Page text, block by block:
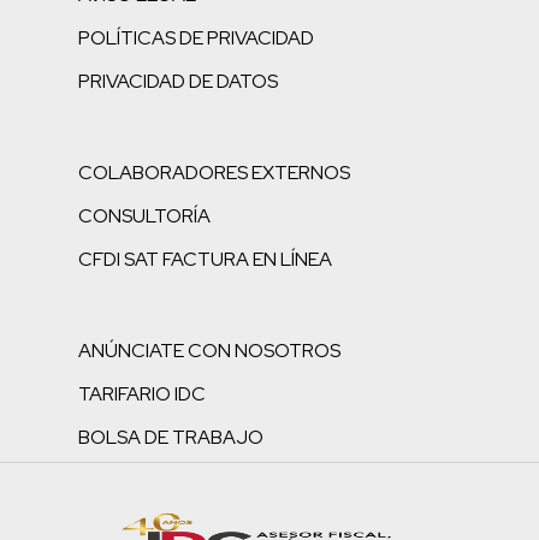
POLÍTICAS DE PRIVACIDAD
PRIVACIDAD DE DATOS
COLABORADORES EXTERNOS
CONSULTORÍA
CFDI SAT FACTURA EN LÍNEA
ANÚNCIATE CON NOSOTROS
TARIFARIO IDC
BOLSA DE TRABAJO